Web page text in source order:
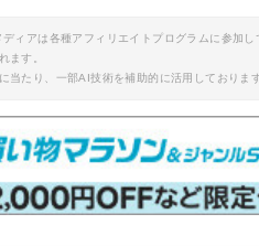
ィアは各種アフィリエイトプログラムに参加
ます。
当たり、一部AI技術を補助的に活用しております